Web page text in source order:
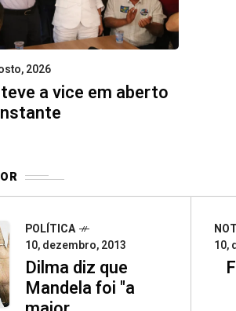
2026
a vice em aberto
POLÍTICA
10, dezembro, 2013
Dilma diz que
Mandela foi "a
10,